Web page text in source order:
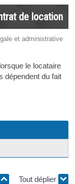
de location
et administrative
le locataire
dépendent du fait
Tout déplier